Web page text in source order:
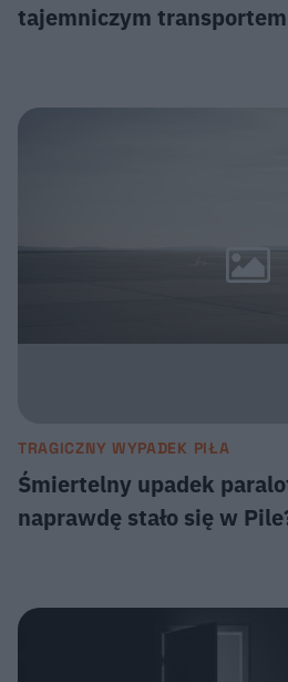
tajemniczym
TRAGICZNY WYPADEK PIŁA
Śmiertelny upadek
naprawdę stało się w